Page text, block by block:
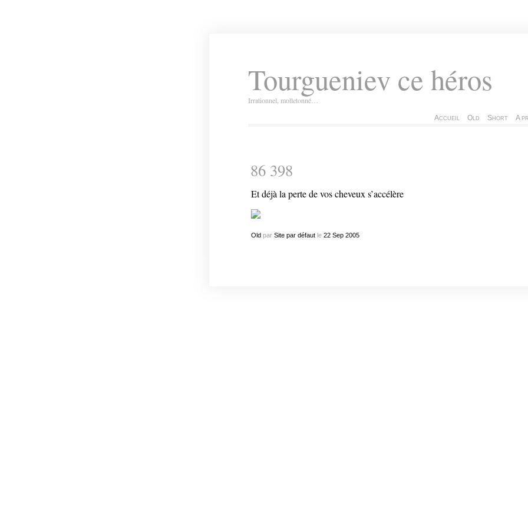
Tourgueniev ce héros
Irrationnel, molletonné…
Accueil Old Short A
86 398
Et déjà la perte de vos cheveux s’accélère
Old par Site par défautle 22 Sep 2005